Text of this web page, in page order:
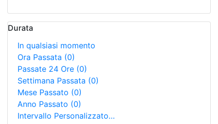
Durata
In qualsiasi momento
Ora Passata (0)
Passate 24 Ore (0)
Settimana Passata (0)
Mese Passato (0)
Anno Passato (0)
Intervallo Personalizzato…